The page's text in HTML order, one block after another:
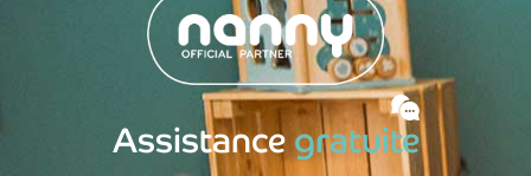
Assistance gratuite